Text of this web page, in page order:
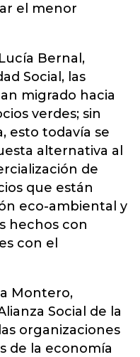
el menor
Bernal,
Social, las
migrado hacia
verdes; sin
esto todavía se
alternativa al
de
que están
eco-ambiental y
hechos con
con el
Montero,
Social de la
organizaciones
de la economía